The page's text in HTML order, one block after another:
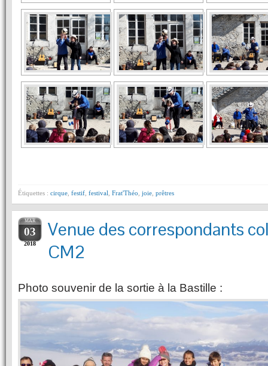
Étiquettes : cirque festif festival Frat'Théo joie prêtres
MAR
03
2018
Venue des correspondants
CM2
Photo souvenir de la sortie à la Bastille :